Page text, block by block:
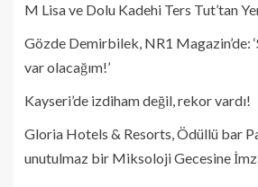
M Lisa ve Dolu Kadehi Ters Tut’tan
Gözde Demirbilek, NR1 Magazin’de:
var olacağım!’
Kayseri’de izdiham değil, rekor vardı!
Gloria Hotels & Resorts, Ödüllü bar
unutulmaz bir Miksoloji Gecesine